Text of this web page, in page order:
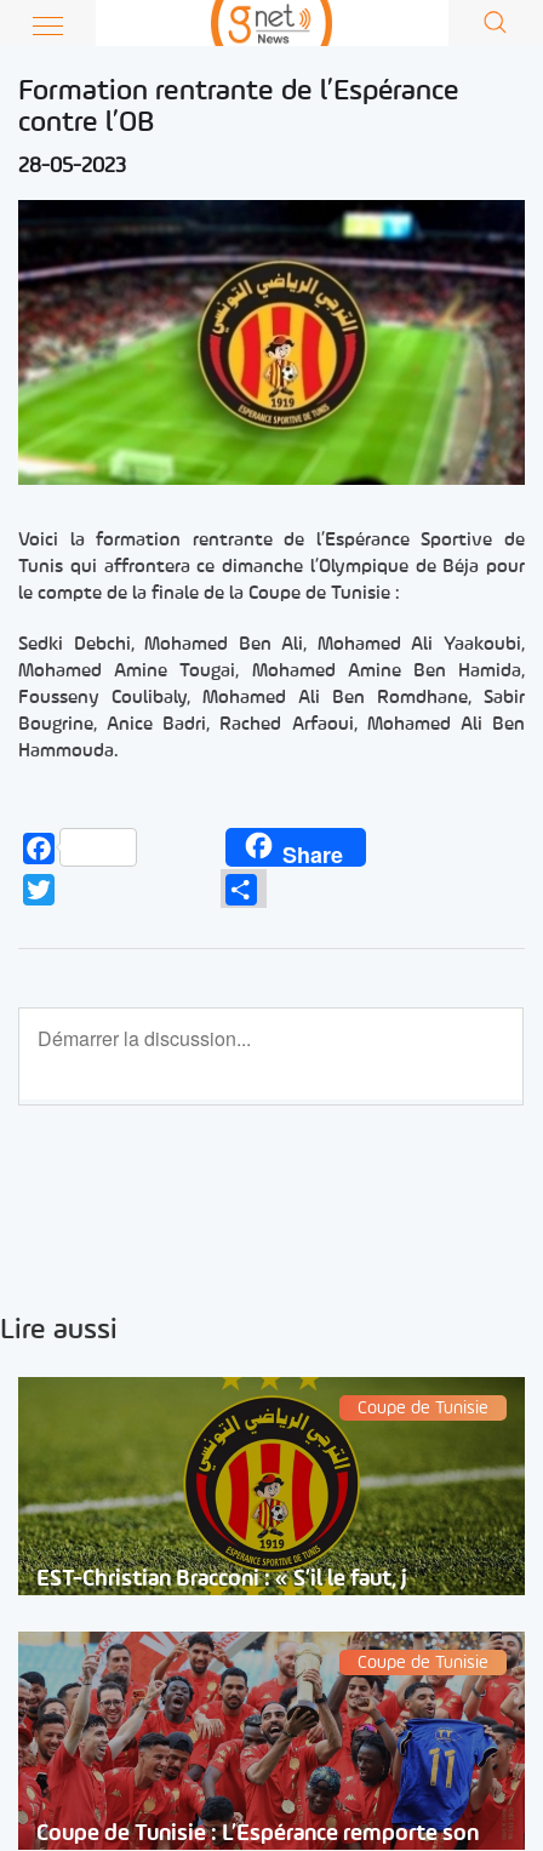
Formation rentrante de l’Espérance
contre l’OB
28-05-2023
Voici la formation rentrante de l’Espérance Sportive de
Tunis qui affrontera ce dimanche l’Olympique de Béja pour
le compte de la finale de la Coupe de Tunisie :
Sedki Debchi, Mohamed Ben Ali, Mohamed Ali Yaakoubi,
Mohamed Amine Tougai, Mohamed Amine Ben Hamida,
Fousseny Coulibaly, Mohamed Ali Ben Romdhane, Sabir
Bougrine, Anice Badri, Rached Arfaoui, Mohamed Ali Ben
Hammouda.
Facebook Share
Lire aussi
Coupe de Tunisie
EST-Christian Bracconi : « S’il le faut, j
Coupe de Tunisie
Coupe de Tunisie : L’Espérance remporte son